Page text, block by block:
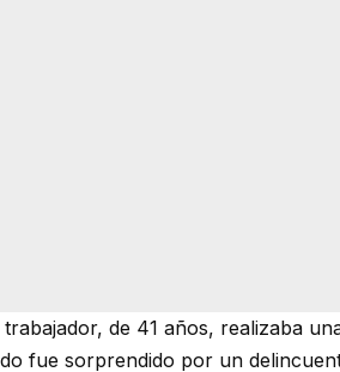
de 41 años, realizaba
fue sorprendido por un